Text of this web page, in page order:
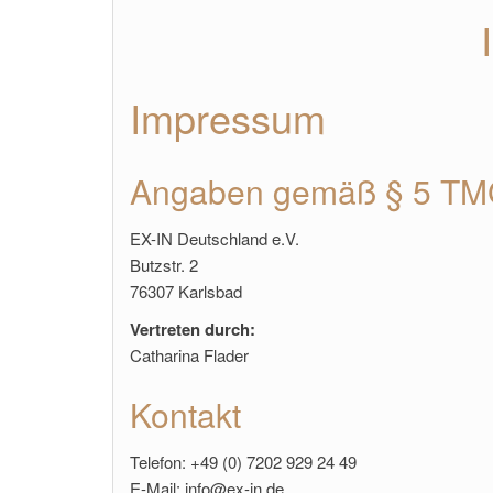
Impressum
Angaben gemäß § 5
EX-IN Deutschland e.V.
Butzstr. 2
76307 Karlsbad
Vertreten durch:
Catharina Flader
Kontakt
Telefon: +49 (0) 7202 929 24 49
E-Mail: info@ex-in.de